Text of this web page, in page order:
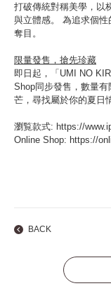
打破傳統對稱美學，以
與立體感。 為追求個
奪目。
限量發售，搶先珍藏
即日起，「UMI NO
Shop同步發售，數量
芒，尋找屬於你的夏日
瀏覧款式: https://
Online Shop: https://
BACK